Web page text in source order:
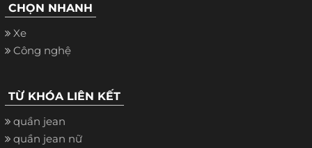
CHỌN NHANH
Xe
Công nghệ
TỪ KHÓA LIÊN KẾT
quần jean
quần jean nữ